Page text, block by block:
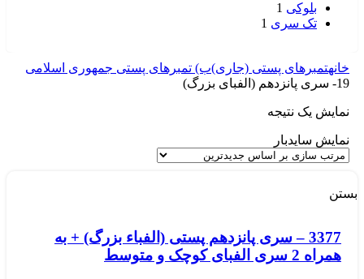
بلوکی 1
تک سری 1
خانهتمبرهای پستی (جاری)ب) تمبرهای پستی جمهوری اسلامی
19- سری پانزدهم (الفبای بزرگ)
نمایش یک نتیجه
نمایش سایدبار
بستن
3377 – سری پانزدهم پستی (الفباء بزرگ) + به
همراه 2 سری الفبای کوچک و متوسط